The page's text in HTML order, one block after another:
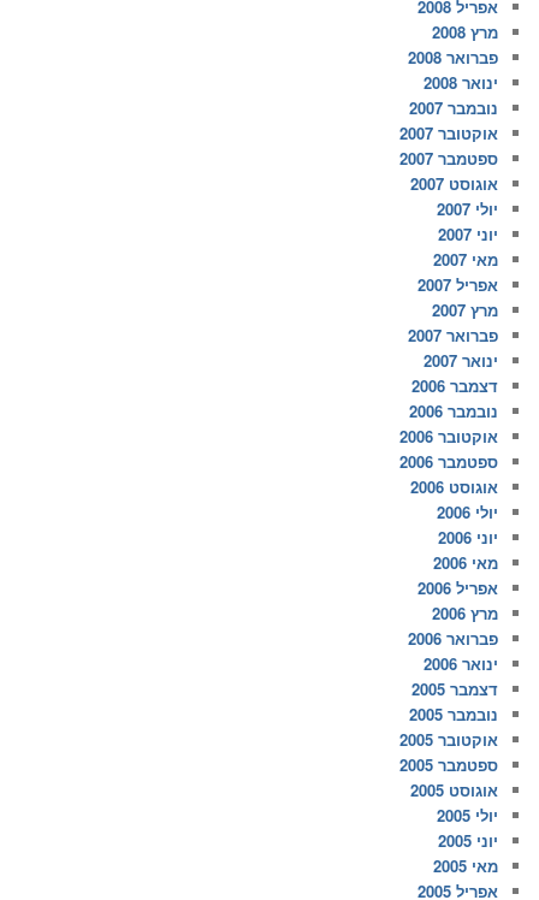
אפריל 2008
מרץ 2008
פברואר 2008
ינואר 2008
נובמבר 2007
אוקטובר 2007
ספטמבר 2007
אוגוסט 2007
יולי 2007
יוני 2007
מאי 2007
אפריל 2007
מרץ 2007
פברואר 2007
ינואר 2007
דצמבר 2006
נובמבר 2006
אוקטובר 2006
ספטמבר 2006
אוגוסט 2006
יולי 2006
יוני 2006
מאי 2006
אפריל 2006
מרץ 2006
פברואר 2006
ינואר 2006
דצמבר 2005
נובמבר 2005
אוקטובר 2005
ספטמבר 2005
אוגוסט 2005
יולי 2005
יוני 2005
מאי 2005
אפריל 2005